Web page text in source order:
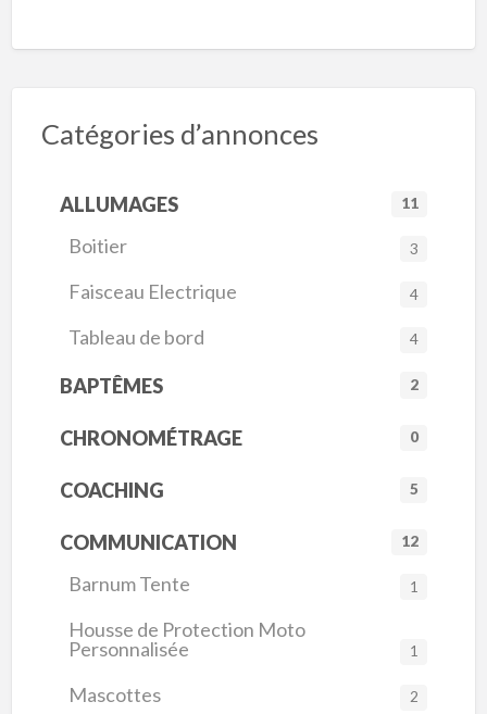
Catégories d’annonces
ALLUMAGES 11
Boitier 3
Faisceau Electrique 4
Tableau de bord 4
BAPTÊMES 2
CHRONOMÉTRAGE 0
COACHING 5
COMMUNICATION 12
Barnum Tente 1
Housse de Protection Moto
Personnalisée
1
Mascottes 2